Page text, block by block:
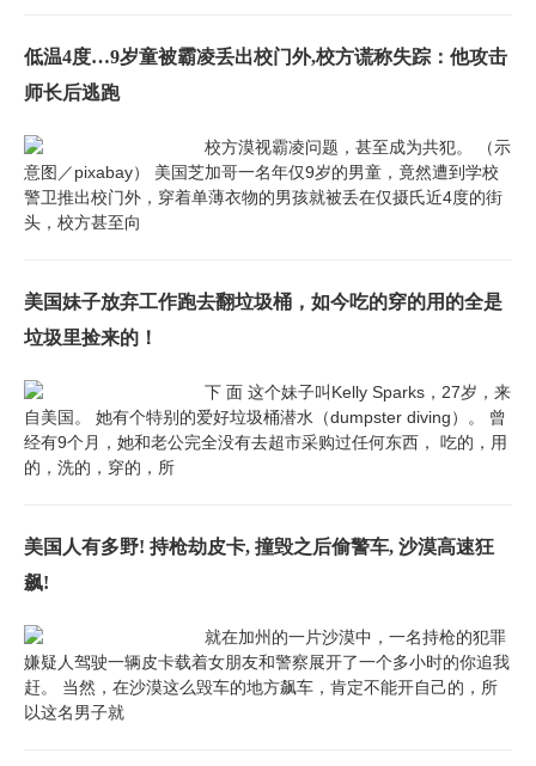
低温4度…9岁童被霸凌丢出校门外,校方谎称失踪：他攻击
师长后逃跑
校方漠视霸凌问题，甚至成为共犯。 （示
意图／pixabay） 美国芝加哥一名年仅9岁的男童，竟然遭到学校
警卫推出校门外，穿着单薄衣物的男孩就被丢在仅摄氏近4度的街
头，校方甚至向
美国妹子放弃工作跑去翻垃圾桶，如今吃的穿的用的全是
垃圾里捡来的！
下 面 这个妹子叫Kelly Sparks，27岁，来
自美国。 她有个特别的爱好垃圾桶潜水（dumpster diving）。 曾
经有9个月，她和老公完全没有去超市采购过任何东西， 吃的，用
的，洗的，穿的，所
美国人有多野! 持枪劫皮卡, 撞毁之后偷警车, 沙漠高速狂
飙!
就在加州的一片沙漠中，一名持枪的犯罪
嫌疑人驾驶一辆皮卡载着女朋友和警察展开了一个多小时的你追我
赶。 当然，在沙漠这么毁车的地方飙车，肯定不能开自己的，所
以这名男子就